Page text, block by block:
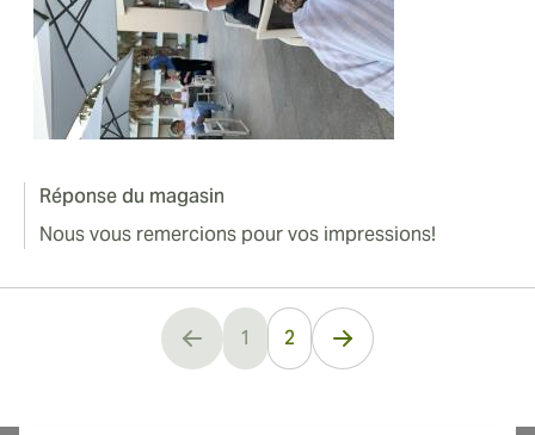
Réponse du magasin
Nous vous remercions pour vos impressions!
You're currently reading page
1 2